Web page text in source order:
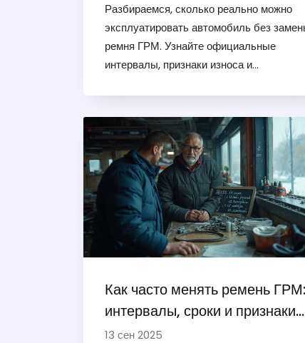
Разбираемся, сколько реально можно
эксплуатировать автомобиль без
ремня ГРМ. Узнайте официальные
интервалы, признаки износа и
Как часто менять ремень ГРМ:
интервалы, сроки и признаки
2025
13 сен 2025